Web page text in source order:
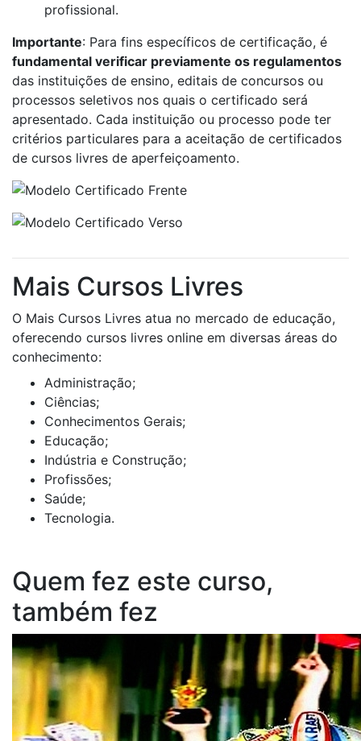
profissional.
Importante: Para fins específicos de certificação, é
fundamental verificar previamente os regulamentos
das instituições de ensino, editais de concursos ou
processos seletivos nos quais o certificado será
apresentado. Cada instituição ou processo pode ter
critérios particulares para a aceitação de certificados
de cursos livres de aperfeiçoamento.
Mais Cursos Livres
O Mais Cursos Livres atua no mercado de educação,
oferecendo cursos livres online em diversas áreas do
conhecimento:
Administração;
Ciências;
Conhecimentos Gerais;
Educação;
Indústria e Construção;
Profissões;
Saúde;
Tecnologia.
Quem fez este curso,
também fez